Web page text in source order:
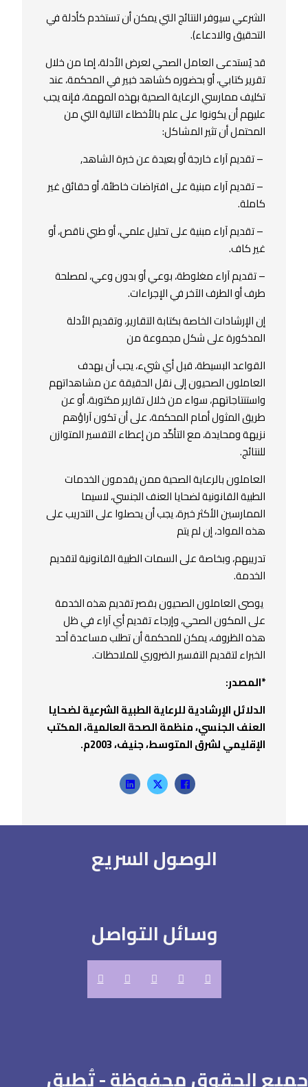
الشرعي سيوفر النتائج التي يمكن أن تستخدم كأدلة في
التحقيق والادعاء).
قد يُستدعى العامل الصحي لعرض الأدلة، إما من خلال
تقرير كتابي، أو بحضوره كشاهد خبير في المحكمة، عند
تكليف ممارسي الرعاية الصحية بهذه المهمة، فإنه يجب
عليهم أن يكونوا على علم بالأخطاء التالية التي من
المحتمل أن تثير المشاكل:
– تقديم آراء خارجة أو بعيدة عن خبرة الشاهد,
– تقديم آراء مبنية على افتراضات خاطئة، أو حقائق غير
كاملة.
– تقديم آراء مبنية على تحليل علمي، أو طبي ناقص، أو
غير كاف.
– تقديم آراء مغلوطة، بوعي أو بدون وعي، لمصلحة
طرف أو الطرف الآخر في الإجراءات.
إن الإرشادات الخاصة بكتابة التقارير، وتقديم الأدلة
المذكورة على شكل مجموعة من
القواعد البسيطة، قبل أي شيء، يجب أن يهدف
العاملون الصحيون إلى نقل الحقيقة عن مشاهداتهم
واستنتاجاتهم، سواء من خلال تقارير مكتوبة، أو عن
طريق المثول أمام المحكمة، على أن تكون آراؤهم
نزيهة ومحايدة، مع التأكّد من إعطاء التفسير المتوازن
للنتائج.
العاملون بالرعاية الصحية ممن يقدمون الخدمات
الطبية القانونية لضحايا العنف الجنسي، لاسيما
الممارسين الأكثر خبرة، يجب أن يحصلوا على التدريب على
هذه المواد، إن لم يتم
تدريبهم، وبخاصة على السمات الطبية القانونية لتقديم
الخدمة.
يوصى العاملون الصحيون بقصر تقديم هذه الخدمة
على المكون الصحي، وإرجاء تقديم أي آراء في ظل
هذه الظروف، يمكن للمحكمة أن تطلب مساعدة أحد
الخبراء لتقديم التفسير الضروري للملاحظات.
*المصدر:
الدلائل الإرشادية للرعاية الطبية الشرعية لضحايا
العنف الجنسي، منظمة الصحة العالمية، المكتب
الإقليمي لشرق المتوسط، جنيف، 2003م.
الوصول السريع
وسائل التواصل
جميع الحقوق محفوظة - تُطبق